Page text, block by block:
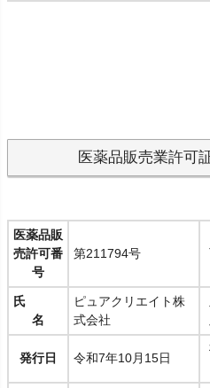
医薬品販売業許可
医薬品販
売許可番
号
第211794号
氏
名
ピュアクリエイト株
式会社
発行日 令和7年10月15日